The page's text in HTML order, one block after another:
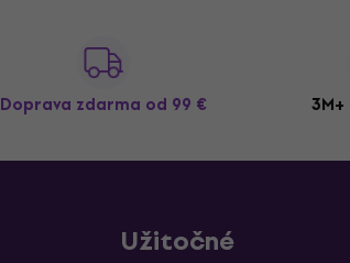
Doprava zdarma od 99 €
Užitočné